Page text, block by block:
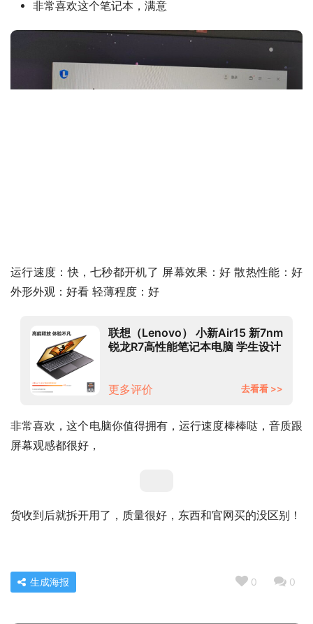
非常喜欢这个笔记本，满意
运行速度：快，七秒都开机了 屏幕效果：好 散热性能：好
外形外观：好看 轻薄程度：好
联想（Lenovo） 小新Air15 新7nm
锐龙R7高性能笔记本电脑 学生设计
100%sRGB高色域 指纹识别
更多评价 去看看 >>
非常喜欢，这个电脑你值得拥有，运行速度棒棒哒，音质跟
屏幕观感都很好，
货收到后就拆开用了，质量很好，东西和官网买的没区别！
0 0
生成海报